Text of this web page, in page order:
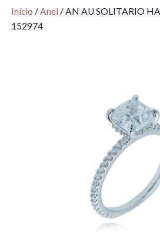
Início /Anel / AN AU SOLITARIO
152974